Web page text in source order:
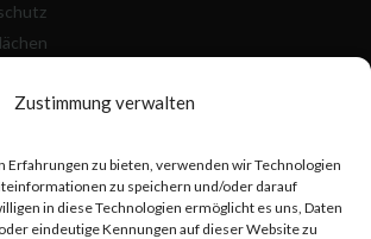
Zustimmung verwalten
Erfahrungen zu bieten, verwenden wir Technologien
zu speichern und/oder darauf
in diese Technologien ermöglicht es uns, Daten
eindeutige Kennungen auf dieser Website zu